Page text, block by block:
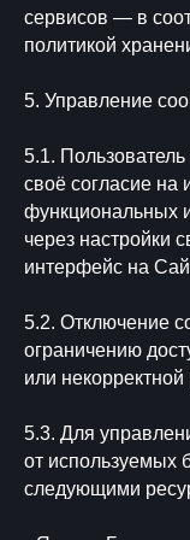
сервисов — в
политикой
5. Управление
5.1.
своё согласие на
функциональных
через настройки
интерфейс на
5.2. Отключение
ограничению
или
5.3. Для
от используемых
следующими